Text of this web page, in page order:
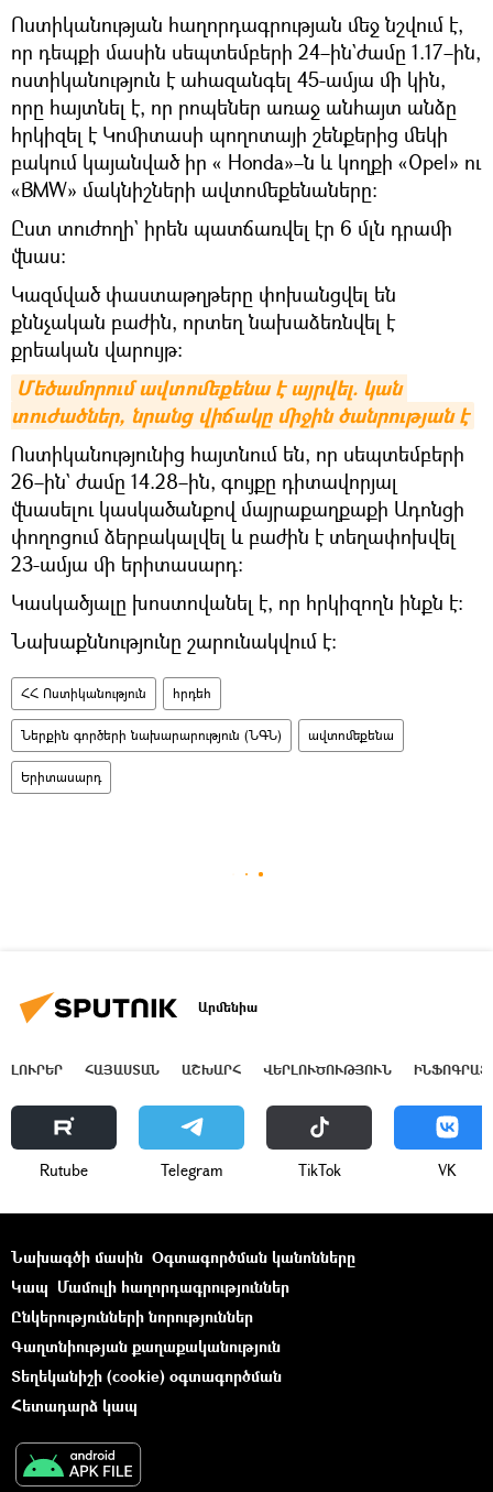
Ոստիկանության հաղորդագրության մեջ նշվում է,
որ դեպքի մասին սեպտեմբերի 24–ին`ժամը 1.17–ին,
ոստիկանություն է ահազանգել 45-ամյա մի կին,
որը հայտնել է, որ րոպեներ առաջ անհայտ անձը
հրկիզել է Կոմիտասի պողոտայի շենքերից մեկի
բակում կայանված իր « Honda»–ն և կողքի «Opel» ու
«BMW» մակնիշների ավտոմեքենաները։
Ըստ տուժողի` իրեն պատճառվել էր 6 մլն դրամի
վնաս:
Կազմված փաստաթղթերը փոխանցվել են
քննչական բաժին, որտեղ նախաձեռնվել է
քրեական վարույթ։
Մեծամորում ավտոմեքենա է այրվել. կան
տուժածներ, նրանց վիճակը միջին ծանրության է
Ոստիկանությունից հայտնում են, որ սեպտեմբերի
26–ին` ժամը 14.28–ին, գույքը դիտավորյալ
վնասելու կասկածանքով մայրաքաղքաքի Ադոնցի
փողոցում ձերբակալվել և բաժին է տեղափոխվել
23-ամյա մի երիտասարդ։
Կասկածյալը խոստովանել է, որ հրկիզողն ինքն է։
Նախաքննությունը շարունակվում է։
ՀՀ Ոստիկանություն հրդեհ
Ներքին գործերի նախարարություն (ՆԳՆ) ավտոմեքենա
Երիտասարդ
Արմենիա
ԼՈՒՐԵՐ ՀԱՅԱՍՏԱՆ ԱՇԽԱՐՀ ՎԵՐԼՈՒԾՈՒԹՅՈՒՆ
Rutube Telegram ТikТоk VK
Նախագծի մասին Օգտագործման կանոնները
Կապ Մամուլի հաղորդագրություններ
Ընկերությունների նորություններ
Գաղտնիության քաղաքականություն
Տեղեկանիշի (cookie) օգտագործման
Հետադարձ կապ